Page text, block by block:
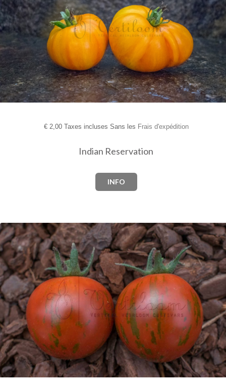
€2,00 Taxes incluses Sans les Frais d'expédition
Indian Reservation
INFO